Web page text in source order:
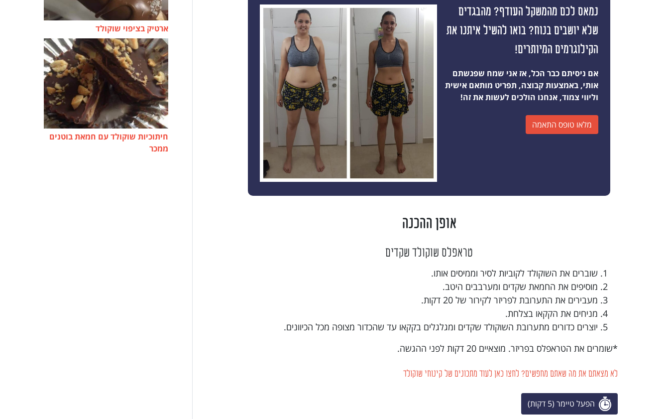
נמאס לכם מהמשקל העודף? מהבגדים
שלא יושבים בנוח? בואו להשיל איתנו את
הקילוגרמים המיותרים!
אם ניסיתם כבר הכל, אז אני שמח שפגשתם
אותי, באמצעות קבוצה, תפריט מותאם אישית
וליווי צמוד, אנחנו הולכים לעשות את זה!
מלאו טופס התאמה
אופן ההכנה
טראפלס שוקולד שקדים
שוברים את השוקולד לקוביות לסיר וממיסים אותו.
מוסיפים את החמאת שקדים ומערבבים היטב.
מעבירים את התערובת לפריזר לקירור של 20 דקות.
מניחים את הקקאו בצלחת.
יוצרים כדורים מתערובת השוקולד שקדים ומגלגלים בקקאו עד שהכדור מצופה מכל הכיוונים.
*שומרים את הטראפלס בפריזר. מוצאיים 20 דקות לפני ההגשה.
לא מצאתם את מה שאתם מחפשים? לחצו כאן לעוד מתכונים של קינוחי שוקולד
הפעל טיימר (5 דקות)
ארטיק בציפוי שוקולד
חיתוכיות שוקולד עם חמאת בוטנים
ממכר